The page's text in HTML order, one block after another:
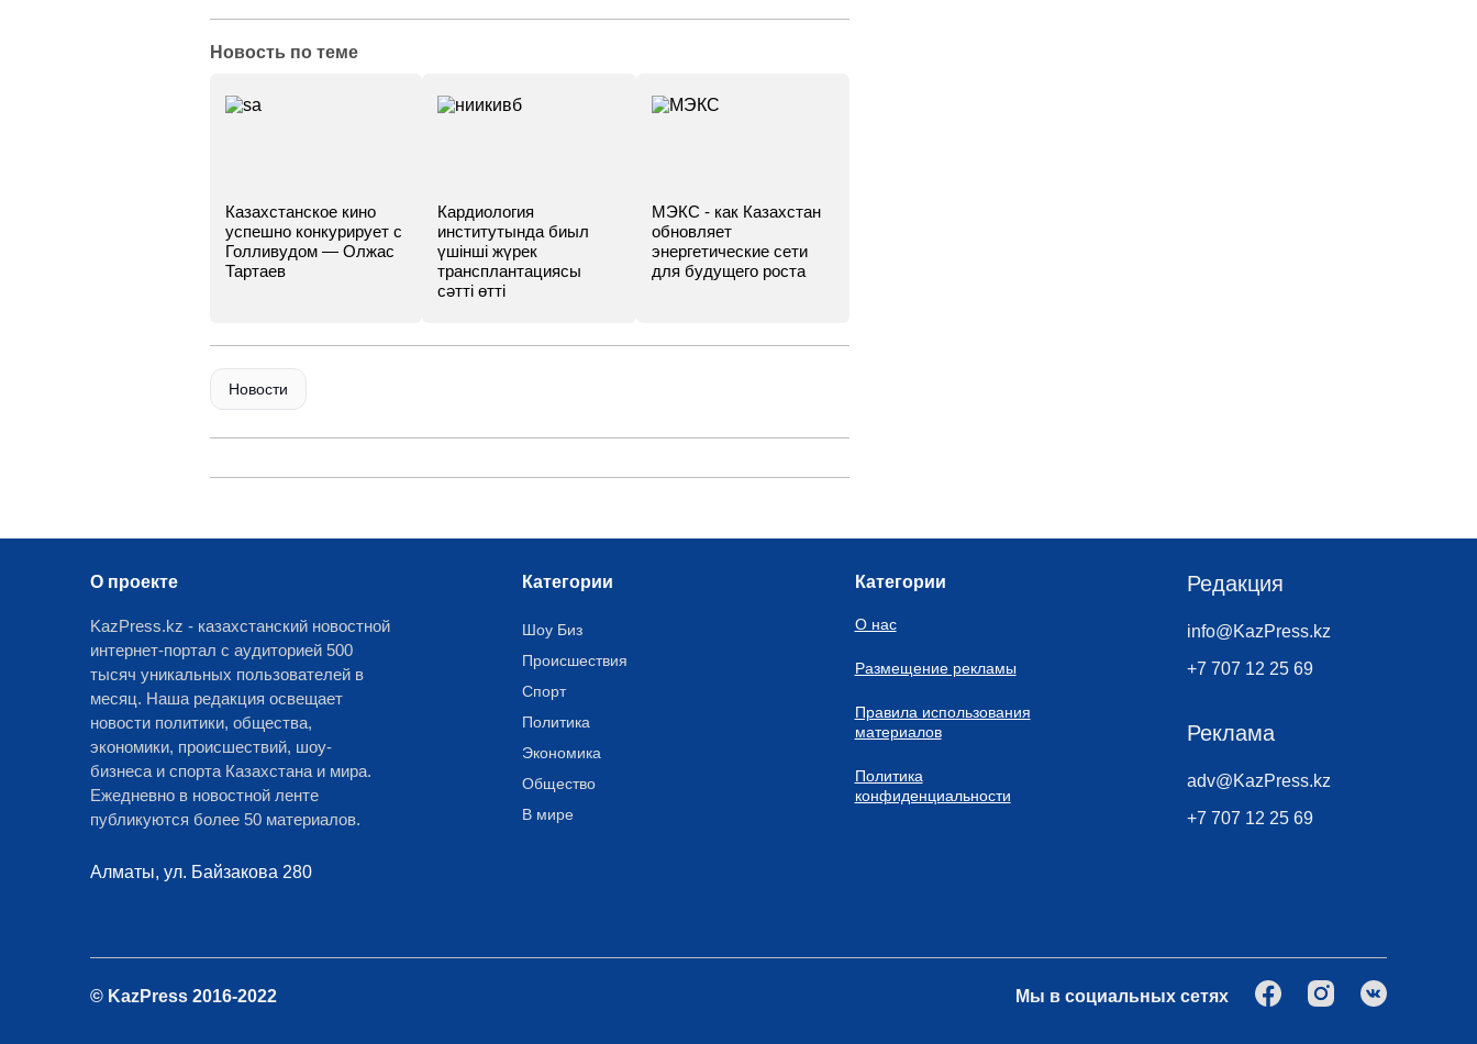
Новость по теме
Казахстанское кино
успешно конкурирует с
Голливудом — Олжас
Тартаев
Кардиология
институтында биыл
үшінші жүрек
трансплантациясы
сәтті өтті
МЭКС - как Казахстан
обновляет
энергетические сети
для будущего роста
Новости
О проекте
KazPress.kz - казахстанский новостной
интернет-портал с аудиторией 500
тысяч уникальных пользователей в
месяц. Наша редакция освещает
новости политики, общества,
экономики, происшествий, шоу-
бизнеса и спорта Казахстана и мира.
Ежедневно в новостной ленте
публикуются более 50 материалов.
Алматы, ул. Байзакова 280
Категории
Шоу Биз
Происшествия
Спорт
Политика
Экономика
Общество
В мире
Категории
О нас
Размещение рекламы
Правила использования
материалов
Политика
конфиденциальности
Редакция
info@KazPress.kz
+7 707 12 25 69
Реклама
adv@KazPress.kz
+7 707 12 25 69
© KazPress 2016-2022 Мы в социальных сетях